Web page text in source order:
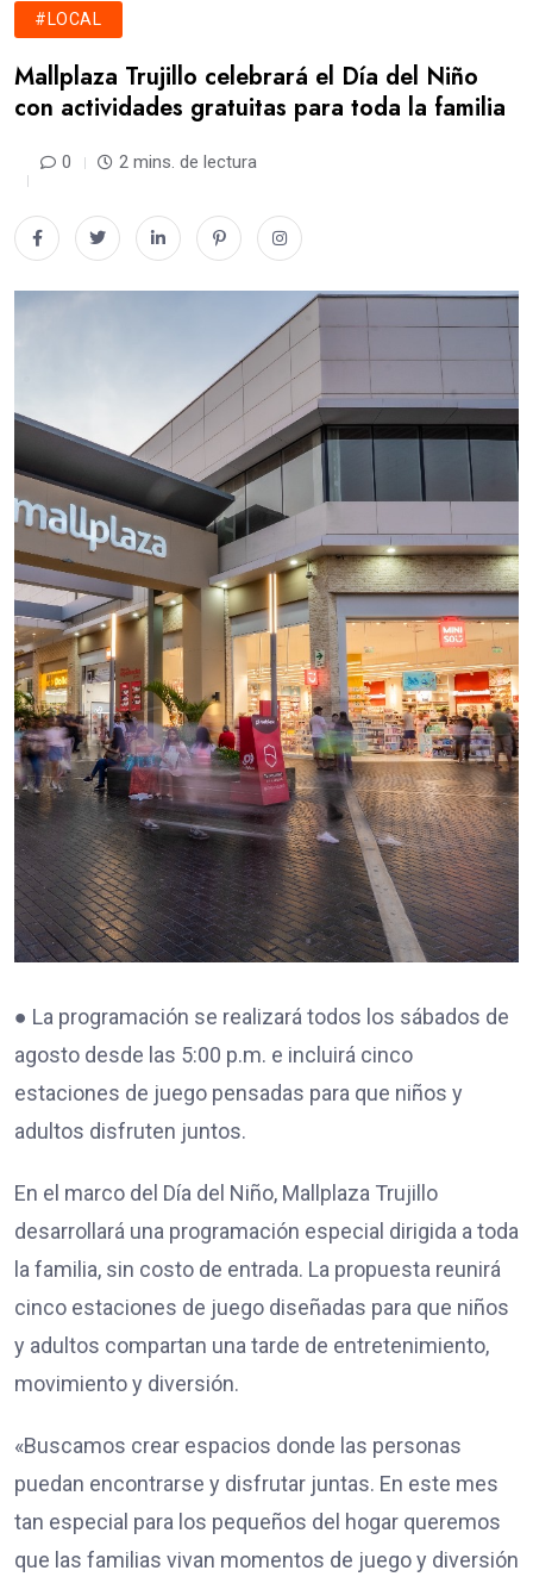
#LOCAL
Mallplaza Trujillo celebrará el Día del Niño
con actividades gratuitas para toda la familia
0 2 mins. de lectura
● La programación se realizará todos los sábados de
agosto desde las 5:00 p.m. e incluirá cinco
estaciones de juego pensadas para que niños y
adultos disfruten juntos.
En el marco del Día del Niño, Mallplaza Trujillo
desarrollará una programación especial dirigida a toda
la familia, sin costo de entrada. La propuesta reunirá
cinco estaciones de juego diseñadas para que niños
y adultos compartan una tarde de entretenimiento,
movimiento y diversión.
«Buscamos crear espacios donde las personas
puedan encontrarse y disfrutar juntas. En este mes
tan especial para los pequeños del hogar queremos
que las familias vivan momentos de juego y diversión